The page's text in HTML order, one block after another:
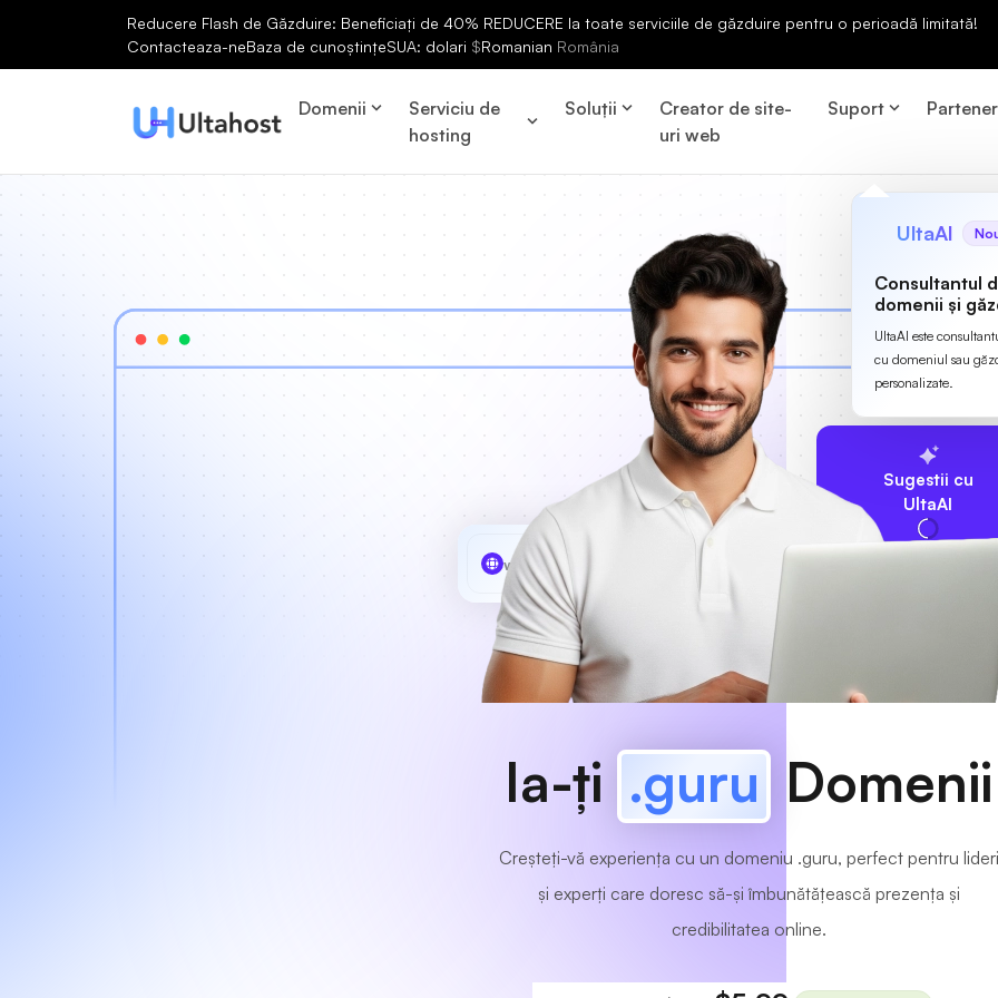
Reducere Flash de Găzduire: Beneficiați de 40% REDUCERE la toate serviciile de găzduire pentru o perioadă limitată!
Contacteaza-neBaza de cunoștințeSUA: dolari $Romanian România
Domenii
Serviciu de
hosting
Soluții
Creator de site-
uri web
Suport Partener
UltaAI
Consultantul
domenii și
UltaAI este
cu domeniul sau
personalizate.
Sugestii cu
UltaAI
www MyCafe
Ia-ți .guru Domenii
Creșteți-vă experiența cu un domeniu .guru, perfect pentru lideri
și experți care doresc să-și îmbunătățească prezența și
credibilitatea online.